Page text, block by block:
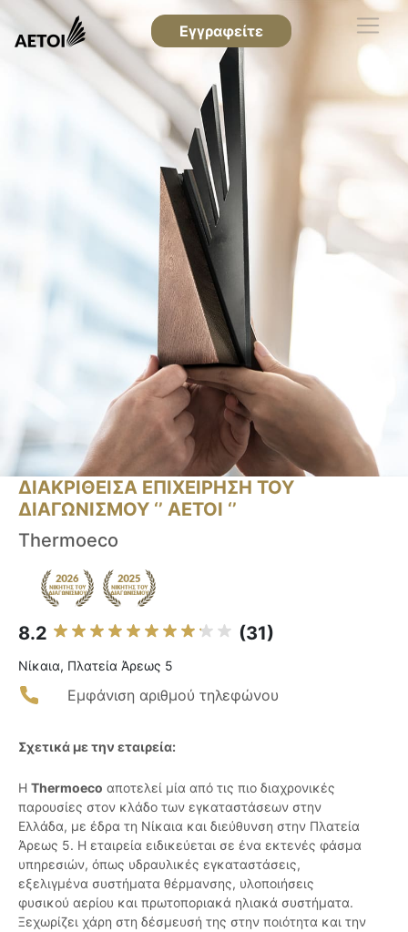
Εγγραφείτε
ΔΙΑΚΡΙΘΕΙΣΑ ΕΠΙΧΕΙΡΗΣΗ ΤΟΥ
ΔΙΑΓΩΝΙΣΜΟΥ ‘’ ΑΕΤΟΙ ‘’
Thermoeco
8.2 (31)
Νίκαια, Πλατεία Άρεως 5
Εμφάνιση αριθμού τηλεφώνου
Σχετικά με την εταιρεία:
Η Thermoeco αποτελεί μία από τις πιο διαχρονικές
παρουσίες στον κλάδο των εγκαταστάσεων στην
Ελλάδα, με έδρα τη Νίκαια και διεύθυνση στην Πλατεία
Άρεως 5. Η εταιρεία ειδικεύεται σε ένα εκτενές φάσμα
υπηρεσιών, όπως υδραυλικές εγκαταστάσεις,
εξελιγμένα συστήματα θέρμανσης, υλοποιήσεις
φυσικού αερίου και πρωτοποριακά ηλιακά συστήματα.
Ξεχωρίζει χάρη στη δέσμευσή της στην ποιότητα και την